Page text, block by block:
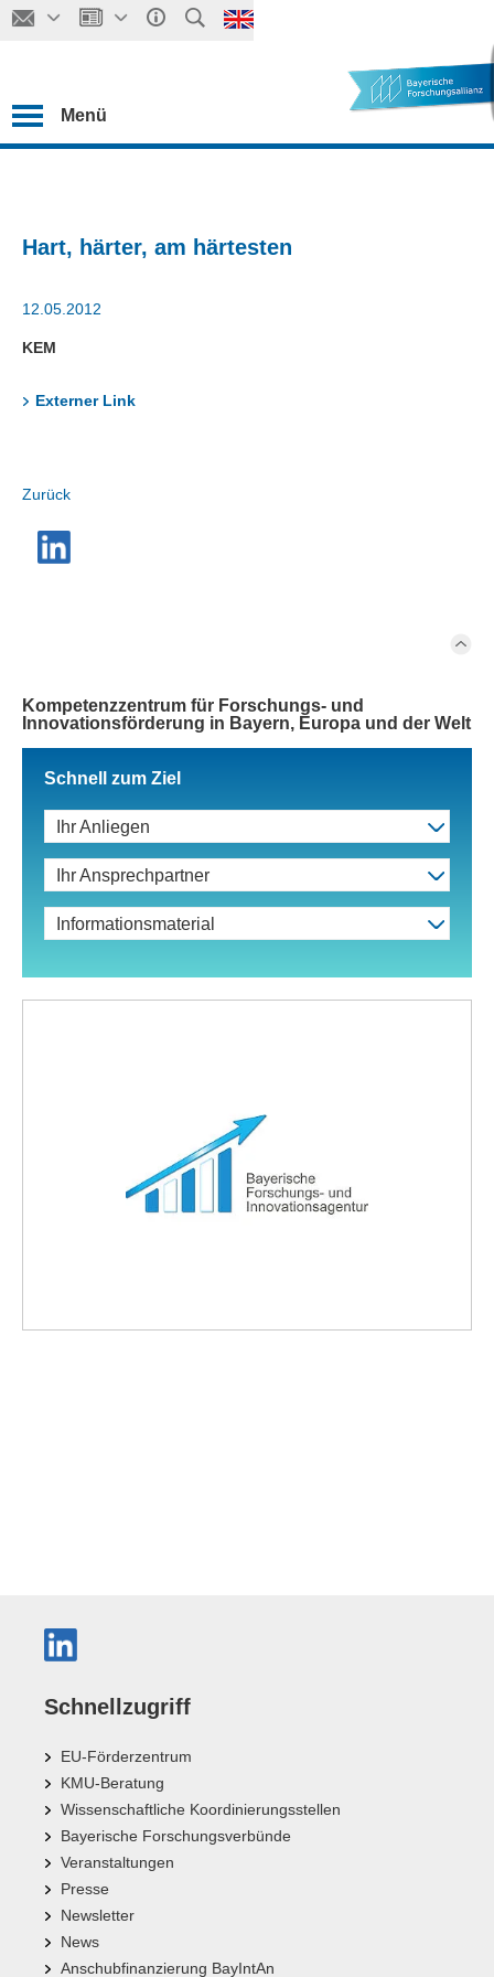
Menü
Hart, härter, am härtesten
12.05.2012
KEM
Externer Link
Zurück
Kompetenzzentrum für Forschungs- und
Innovationsförderung in Bayern, Europa und der Welt
Schnell zum Ziel
Ihr Anliegen
Ihr Ansprechpartner
Informationsmaterial
Schnellzugriff
EU-Förderzentrum
KMU-Beratung
Wissenschaftliche Koordinierungsstellen
Bayerische Forschungsverbünde
Veranstaltungen
Presse
Newsletter
News
Anschubfinanzierung BayIntAn